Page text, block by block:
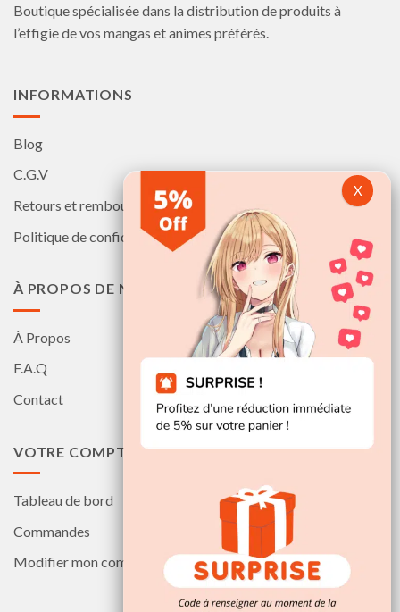
sur
la
sur
Boutique spécialisée dans la distribution de produits à
l’effigie de vos mangas et animes préférés.
INFORMATIONS
Blog
C.G.V
Retours et remboursements
Politique de confidentialité
À PROPOS DE NOUS
À Propos
F.A.Q
Contact
VOTRE COMPTE
Tableau de bord
Commandes
Modifier mon compte